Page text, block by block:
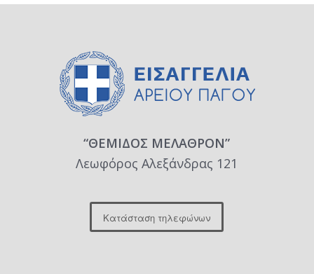
“ΘΕΜΙΔΟΣ ΜΕΛΑΘΡΟΝ”
Λεωφόρος Αλεξάνδρας 121
Κατάσταση τηλεφώνων